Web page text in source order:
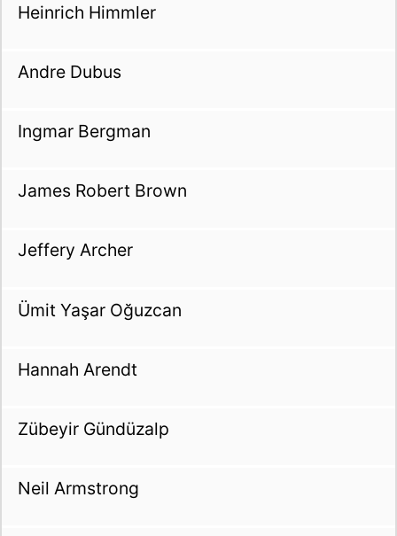
Heinrich Himmler
Andre Dubus
Ingmar Bergman
James Robert Brown
Jeffery Archer
Ümit Yaşar Oğuzcan
Hannah Arendt
Zübeyir Gündüzalp
Neil Armstrong